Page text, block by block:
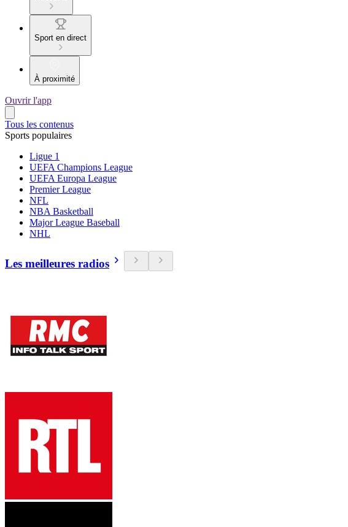
Sport en direct
À proximité
Ouvrir l'app
Tous les contenus
Sports populaires
Ligue 1
UEFA Champions League
UEFA Europa League
Premier League
NFL
NBA Basketball
Major League Baseball
NHL
Les meilleures radios